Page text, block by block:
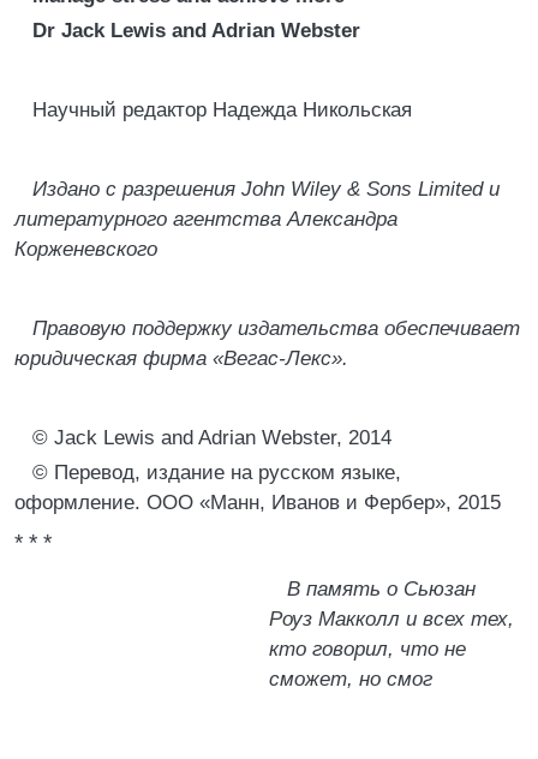
Dr Jack Lewis and Adrian Webster
Научный редактор Надежда Никольская
Издано с разрешения John Wiley & Sons Limited и
литературного агентства Александра
Корженевского
Правовую поддержку издательства обеспечивает
юридическая фирма «Вегас-Лекс».
© Jack Lewis and Adrian Webster, 2014
© Перевод, издание на русском языке,
оформление. ООО «Манн, Иванов и Фербер», 2015
* * *
В память о Сьюзан
Роуз Макколл и всех тех,
кто говорил, что не
сможет, но смог